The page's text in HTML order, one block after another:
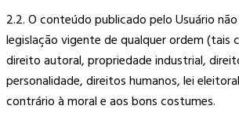
2.2. O conteúdo publicado pelo Usuário
legislação vigente de qualquer ordem (tais
direito autoral, propriedade industrial,
personalidade, direitos humanos, lei
contrário à moral e aos bons costumes.